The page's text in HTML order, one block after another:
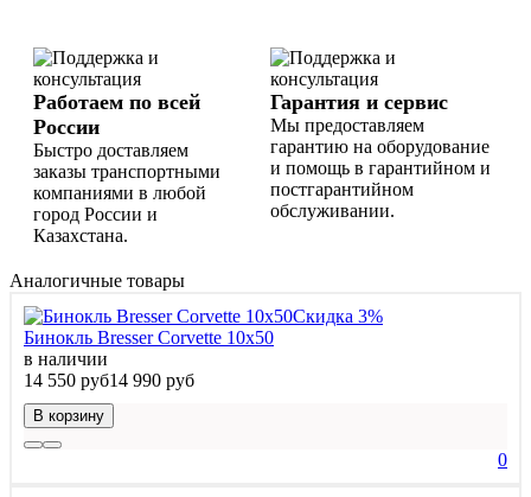
Работаем по всей
России
Быстро доставляем
заказы транспортными
компаниями в любой
город России и
Казахстана.
Гарантия и сервис
Мы предоставляем
гарантию на оборудование
и помощь в гарантийном и
постгарантийном
обслуживании.
Аналогичные товары
Скидка 3%
Бинокль Bresser Corvette 10x50
в наличии
14 550 руб14 990 руб
В корзину
0